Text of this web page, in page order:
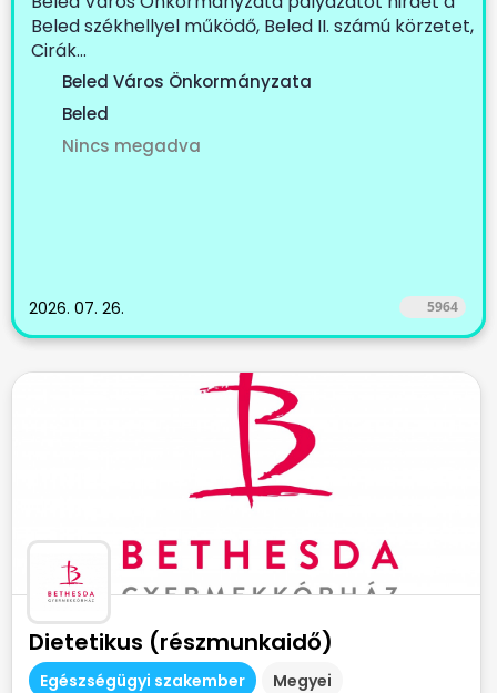
Beled székhellyel működő, Beled II. számú körzetet,
Cirák...
Beled Város Önkormányzata
Beled
Nincs megadva
2026. 07. 26. 5964
Dietetikus (részmunkaidő)
Egészségügyi szakember Megyei